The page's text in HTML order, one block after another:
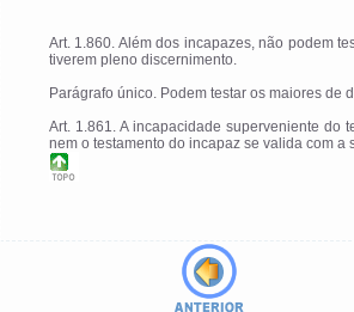
Art. 1.860. Além dos incapazes, não podem
tiverem pleno discernimento.
Parágrafo único. Podem testar os maiores de
Art. 1.861. A incapacidade superveniente do
nem o testamento do incapaz se valida com